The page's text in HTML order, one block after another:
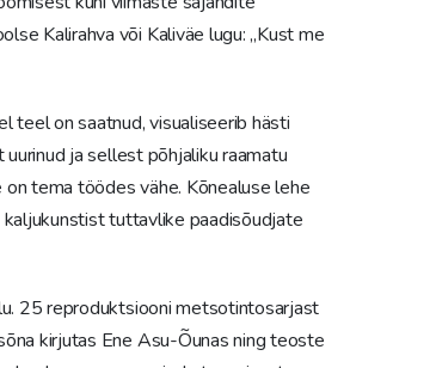
Kalirahva või Kaliväe lugu: „Kust me
teel on saatnud, visualiseerib hästi
uurinud ja sellest põhjaliku raamatu
tema töödes vähe. Kõnealuse lehe
tuttavlike paadisõudjate
25 reproduktsiooni metsotintosarjast
kirjutas Ene Asu-Õunas ning teoste